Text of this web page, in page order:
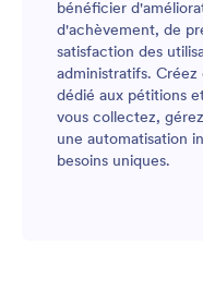
bénéficier
d'achèvement, de
satisfaction des
administratifs.
dédié aux pétitions
vous collectez,
une automatisation
besoins uniques.